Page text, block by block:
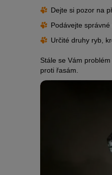
Dejte si pozor na
Podávejte
Určité druhy ryb,
Stále se Vám
proti řasám.